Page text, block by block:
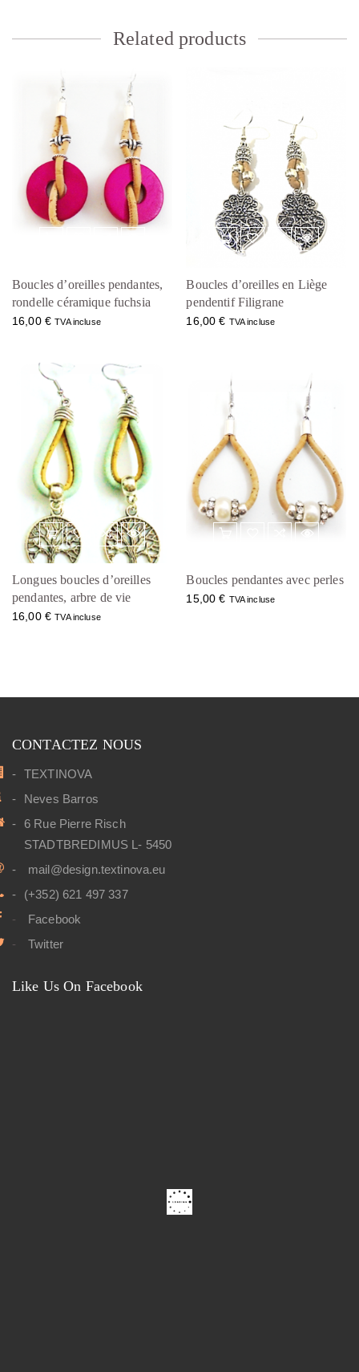
Related products
Boucles d’oreilles pendantes,
rondelle céramique fuchsia
16,00 € TVA incluse
Boucles d’oreilles en Liège
pendentif Filigrane
16,00€ TVA incluse
Longues boucles d’oreilles
pendantes, arbre de vie
16,00 € TVA incluse
Boucles pendantes avec perles
15,00€ TVA incluse
CONTACTEZ NOUS
TEXTINOVA
Neves Barros
6 Rue Pierre Risch
STADTBREDIMUS L- 5450
mail@design.textinova.eu
(+352) 621 497 337
Facebook
Twitter
Like Us On Facebook